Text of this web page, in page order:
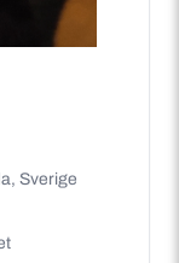
Sverige